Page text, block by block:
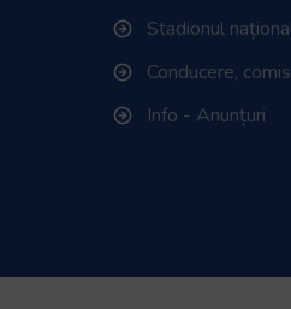
Stadionul
Conducere,
Info - Anunțuri